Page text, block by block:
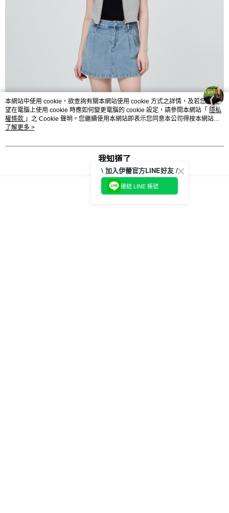
１．透過由恩沛科技股份有限公司提供之「AFTEE先享後付」服務完成之交
易，需依本服務之必要範圍內提供個人資料，並將交易相關給付款項請求債
權轉讓予恩沛科技股份有限公司。
２．關於個人資料處理事宜，請瀏覽以下網址：
https://aftee.tw/terms/#terms3
３．未成年的使用者請事先徵得法定代理人或監護人之同意方可使用
「AFTEE先享後付」，若未經同意申辦者引起之損失，本公司不負相關責
４．使用「AFTEE先享後付」時，將依據個別帳號之用戶狀況，依本公司即
時審查核予不同之上限額度；若仍有額度不足之情形，本公司將視審查結果
請求用戶進行身份認證。
５．嚴禁一人註冊多個帳號或使用他人資訊註冊。若發現惡意使用之情形，
恩沛科技股份有限公司將有權停止該用戶之使用額度並採取法律行動。
每筆NT$120，滿NT$2,500(含以上)免運費
每筆NT$120，滿NT$2,500(含以上)免運費
每筆NT$120，滿NT$2,500(含以上)免運費
付款後門市自取
免運費
海外配送 查看運費
本網站中使用 cookie，欲查詢有關本網站使用 cookie 方式之詳情，及若您不希
望在電腦上使用 cookie 時應如何變更電腦的 cookie 設定，請參閱本網站「 隱私
權條款 」之 Cookie 聲明。您繼續使用本網站即表示您同意本公司得按本網站使
用條款之 Cookie 聲明使用 cookie。
了解更多 >
我知道了
\ 加入伊蕾官方LINE好友 /
連結 LINE 帳號